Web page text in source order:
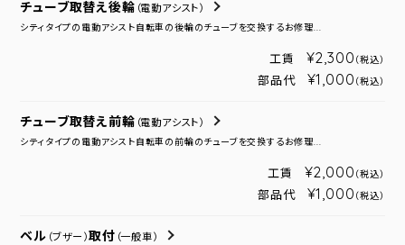
チューブ取替え後輪 （電動アシスト）
シティタイプの電動アシスト自転車の後輪のチューブを交換するお修理...
工賃 ¥2,300 （税込）
部品代 ¥1,000 （税込）
チューブ取替え前輪 （電動アシスト）
シティタイプの電動アシスト自転車の前輪のチューブを交換するお修理...
工賃 ¥2,000 （税込）
部品代 ¥1,000 （税込）
ベル （ブザー）取付 （一般車）